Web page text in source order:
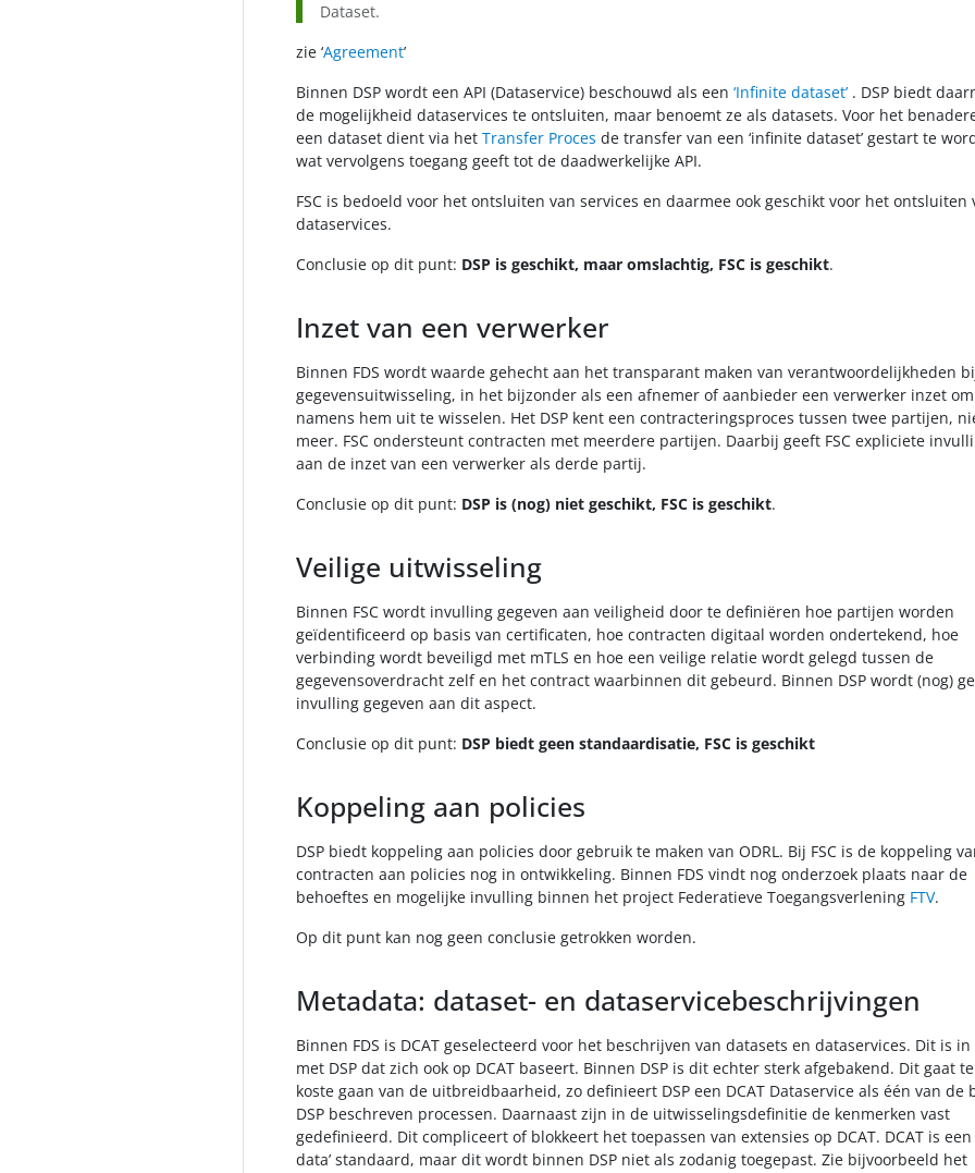
Dataset.
zie ‘Agreement’
Binnen DSP wordt een API (Dataservice) beschouwd als een ‘Infinite dataset’ . DSP biedt
de mogelijkheid dataservices te ontsluiten, maar benoemt ze als datasets. Voor het
een dataset dient via het Transfer Proces de transfer van een ‘infinite dataset’ gestart te
wat vervolgens toegang geeft tot de daadwerkelijke API.
FSC is bedoeld voor het ontsluiten van services en daarmee ook geschikt voor het ontsluiten
dataservices.
Conclusie op dit punt: DSP is geschikt, maar omslachtig, FSC is geschikt.
Inzet van een verwerker
Binnen FDS wordt waarde gehecht aan het transparant maken van verantwoordelijkheden
gegevensuitwisseling, in het bijzonder als een afnemer of aanbieder een verwerker inzet om
namens hem uit te wisselen. Het DSP kent een contracteringsproces tussen twee partijen,
meer. FSC ondersteunt contracten met meerdere partijen. Daarbij geeft FSC expliciete
aan de inzet van een verwerker als derde partij.
Conclusie op dit punt: DSP is (nog) niet geschikt, FSC is geschikt.
Veilige uitwisseling
Binnen FSC wordt invulling gegeven aan veiligheid door te definiëren hoe partijen worden
geïdentificeerd op basis van certificaten, hoe contracten digitaal worden ondertekend, hoe
verbinding wordt beveiligd met mTLS en hoe een veilige relatie wordt gelegd tussen de
gegevensoverdracht zelf en het contract waarbinnen dit gebeurd. Binnen DSP wordt (nog)
invulling gegeven aan dit aspect.
Conclusie op dit punt: DSP biedt geen standaardisatie, FSC is geschikt
Koppeling aan policies
DSP biedt koppeling aan policies door gebruik te maken van ODRL. Bij FSC is de koppeling
contracten aan policies nog in ontwikkeling. Binnen FDS vindt nog onderzoek plaats naar de
behoeftes en mogelijke invulling binnen het project Federatieve Toegangsverlening FTV.
Op dit punt kan nog geen conclusie getrokken worden.
Metadata: dataset- en dataservicebeschrijvingen
Binnen FDS is DCAT geselecteerd voor het beschrijven van datasets en dataservices. Dit is
met DSP dat zich ook op DCAT baseert. Binnen DSP is dit echter sterk afgebakend. Dit gaat
koste gaan van de uitbreidbaarheid, zo definieert DSP een DCAT Dataservice als één van de
DSP beschreven processen. Daarnaast zijn in de uitwisselingsdefinitie de kenmerken vast
gedefinieerd. Dit compliceert of blokkeert het toepassen van extensies op DCAT. DCAT is een
data’ standaard, maar dit wordt binnen DSP niet als zodanig toegepast. Zie bijvoorbeeld het